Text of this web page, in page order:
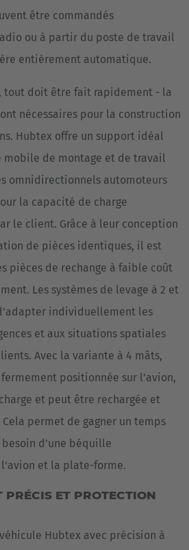
Deutsch
être commandés
ou à partir du poste de travail
entièrement automatique.
tout doit être fait rapidement - la
nécessaires pour la construction
Hubtex offre un support idéal
mobile de montage et de travail
omnidirectionnels automoteurs
la capacité de charge
le client. Grâce à leur conception
de pièces identiques, il est
pièces de rechange à faible coût
Les systèmes de levage à 2 et
individuellement les
et aux situations spatiales
Avec la variante à 4 mâts,
positionnée sur l'avion,
et peut être rechargée et
permet de gagner un temps
d'une béquille
et la plate-forme.
PRÉCIS ET PROTECTION
Hubtex avec précision à